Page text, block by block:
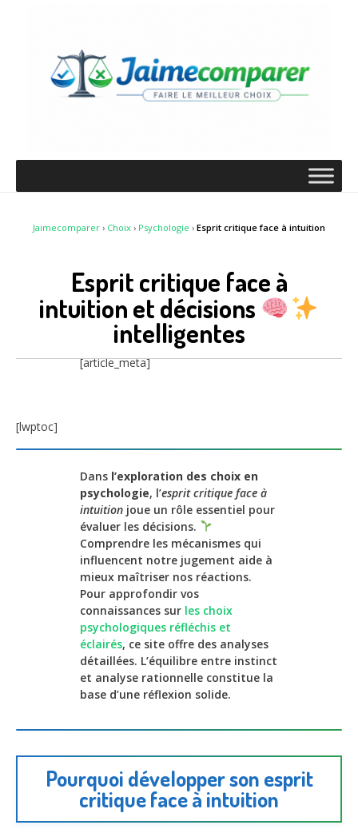
Jaimecomparer › Choix › Psychologie › Esprit critique face à intuition
Esprit critique face à
intuition et décisions
intelligentes
[article_meta]
[lwptoc]
Dans l’exploration des choix en
psychologie, l’esprit critique face à
intuition joue un rôle essentiel pour
évaluer les décisions.
Comprendre les mécanismes qui
influencent notre jugement aide à
mieux maîtriser nos réactions.
Pour approfondir vos
connaissances sur les choix
psychologiques réfléchis et
éclairés, ce site offre des analyses
détaillées. L’équilibre entre instinct
et analyse rationnelle constitue la
base d’une réflexion solide.
Pourquoi développer son esprit
critique face à intuition